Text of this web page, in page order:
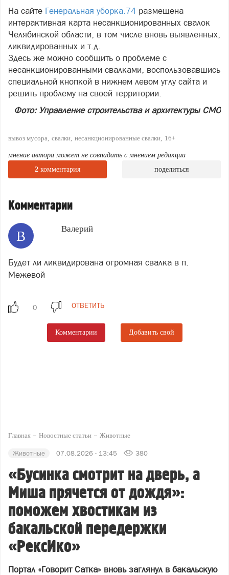
На сайте Генеральная уборка.74 размещена
интерактивная карта несанкционированных свалок
Челябинской области, в том числе вновь выявленных,
ликвидированных и т.д.
Здесь же можно сообщить о проблеме с
несанкционированными свалками, воспользовавшись
специальной кнопкой в нижнем левом углу сайта и
решить проблему на своей территории.
Фото: Управление строительства и архитектуры СМО
вывоз мусора свалки несанкционированные свалки 16+
мнение автора может не совпадать с мнением редакции
2 комментария поделиться
Комментарии
В Валерий
Будет ли ликвидирована огромная свалка в п.
Межевой
ОТВЕТИТЬ
Комментарии Добавить свой
Главная Новостные статьи Животные
Животные 07.08.2026 - 13:45 380
«Бусинка смотрит на дверь, а
Миша прячется от дождя»:
поможем хвостикам из
бакальской передержки
«РексИко»
Портал «Говорит Сатка» вновь заглянул в бакальскую